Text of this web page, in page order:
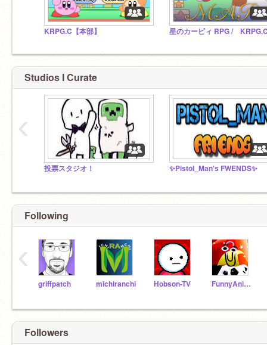
KRPG.C【本部】
Studios I Curate
投票スタジオ！ ✨Pistol_Man's FWENDS✨
‹
Following
griffpatch michiranchi Hobson-TV FunnyAnimatorJimTV
‹
Followers